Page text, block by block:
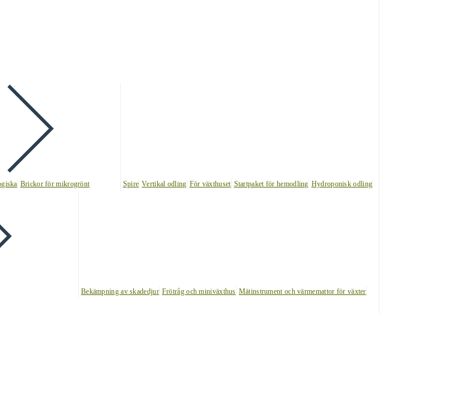
Brickor för mikrogrönt Spire Vertikal odling För växthuset Startpaket för hemodling Hydroponisk odling
Bekämpning av skadedjur Frötråg och miniväxthus Mätinstrument och värmemattor för växter